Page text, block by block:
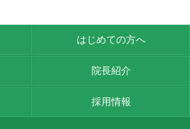
はじめての方へ
院長紹介
採用情報